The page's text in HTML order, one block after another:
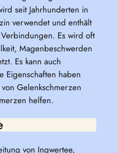
seit Jahrhunderten in
verwendet und enthält
Es wird oft
Magenbeschwerden
Es kann auch
Eigenschaften haben
Gelenkschmerzen
helfen.
von Ingwertee,